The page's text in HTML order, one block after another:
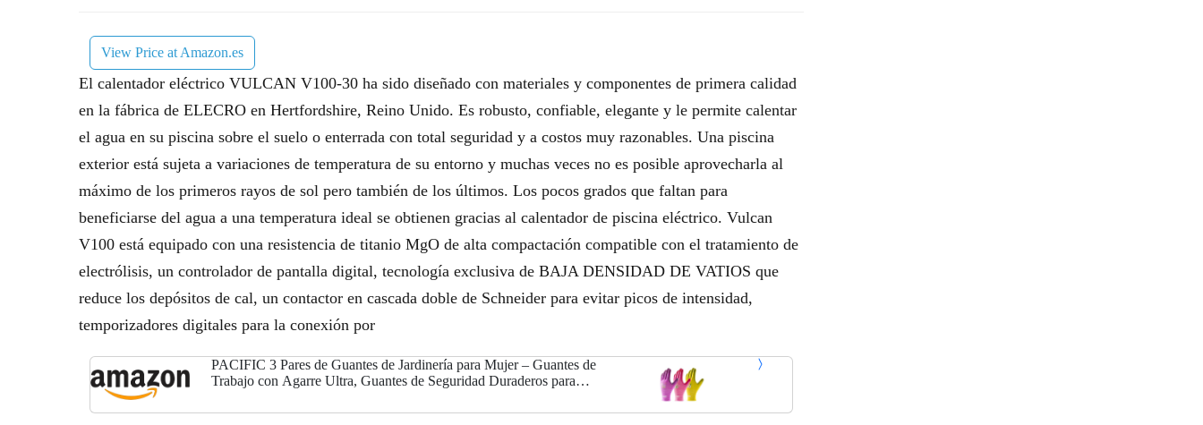
View Price at Amazon.es
El calentador eléctrico VULCAN V100-30 ha sido diseñado con materiales y componentes de primera calidad
en la fábrica de ELECRO en Hertfordshire, Reino Unido. Es robusto, confiable, elegante y le permite calentar
el agua en su piscina sobre el suelo o enterrada con total seguridad y a costos muy razonables. Una piscina
exterior está sujeta a variaciones de temperatura de su entorno y muchas veces no es posible aprovecharla al
máximo de los primeros rayos de sol pero también de los últimos. Los pocos grados que faltan para
beneficiarse del agua a una temperatura ideal se obtienen gracias al calentador de piscina eléctrico. Vulcan
V100 está equipado con una resistencia de titanio MgO de alta compactación compatible con el tratamiento de
electrólisis, un controlador de pantalla digital, tecnología exclusiva de BAJA DENSIDAD DE VATIOS que
reduce los depósitos de cal, un contactor en cascada doble de Schneider para evitar picos de intensidad,
temporizadores digitales para la conexión por
PACIFIC 3 Pares de Guantes de Jardinería para Mujer – Guantes de
Trabajo con Agarre Ultra, Guantes de Seguridad Duraderos para